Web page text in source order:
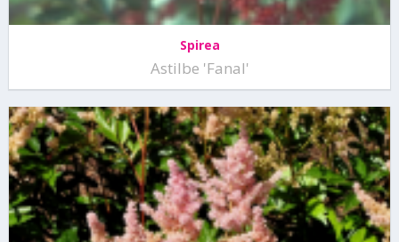
Spirea
Astilbe 'Fanal'